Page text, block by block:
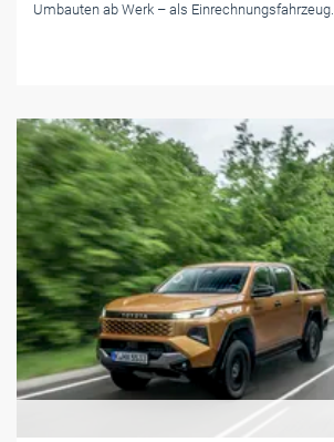
Umbauten ab Werk – als Einrechnungsfahrzeug.